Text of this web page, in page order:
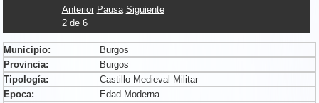
Anterior Pausa Siguiente
2de 6
Municipio:
Burgos
Provincia:
Burgos
Tipología:
Castillo Medieval Militar
Epoca:
Edad Moderna